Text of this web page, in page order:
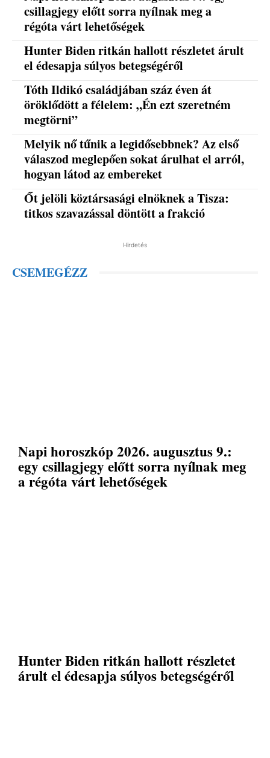
csillagjegy előtt sorra nyílnak meg a
régóta várt lehetőségek
Hunter Biden ritkán hallott részletet árult
el édesapja súlyos betegségéről
Tóth Ildikó családjában száz éven át
öröklődött a félelem: „Én ezt szeretném
megtörni”
Melyik nő tűnik a legidősebbnek? Az első
válaszod meglepően sokat árulhat el arról,
hogyan látod az embereket
Őt jelöli köztársasági elnöknek a Tisza:
titkos szavazással döntött a frakció
Hirdetés
CSEMEGÉZZ
Napi horoszkóp 2026. augusztus 9.:
egy csillagjegy előtt sorra nyílnak meg
a régóta várt lehetőségek
Hunter Biden ritkán hallott részletet
árult el édesapja súlyos betegségéről